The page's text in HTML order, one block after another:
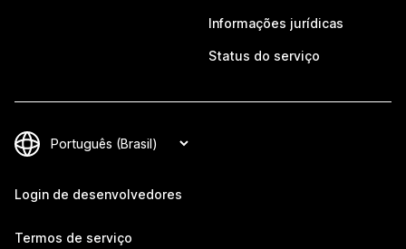
Informações jurídicas
Status do serviço
Login de desenvolvedores
Termos de serviço